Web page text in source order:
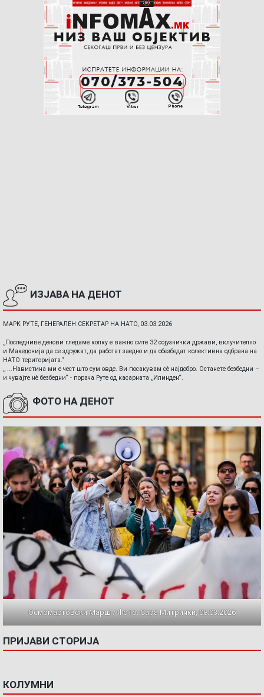
ИЗЈАВА НА ДЕНОТ
МАРК РУТЕ, ГЕНЕРАЛЕН СЕКРЕТАР НА НАТО, 03.03.2026
„Последниве денови гледаме колку е важно сите 32 сојузнички држави, вклучително
и Македонија да се здружат, да работат заедно и да обезбедат колективна одбрана на
НАТО територијата.“
„ ...Навистина ми е чест што сум овде. Ви посакувам сè најдобро. Останете безбедни –
и чувајте нè безбедни“ - порача Руте од касарната „Илинден“.
ФОТО НА ДЕНОТ
Осмомартовски Марш / Фото: Сара Митрички, 08.03.2026
ПРИЈАВИ СТОРИЈА
КОЛУМНИ